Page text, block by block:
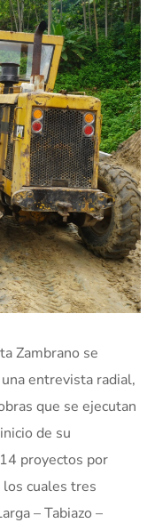
Zambrano se
entrevista radial,
que se ejecutan
de su
proyectos por
los cuales tres
– Tabiazo –